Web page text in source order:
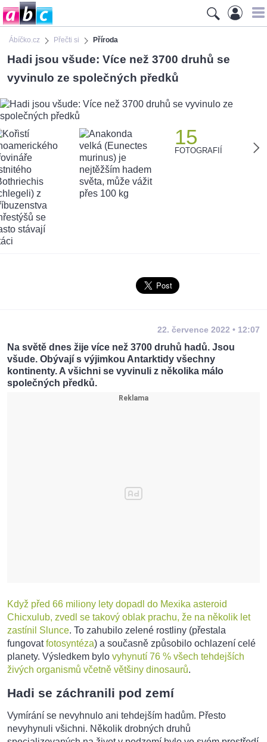
Ábíčko.cz Přečti si Příroda
Hadi jsou všude: Více než 3700 druhů se
vyvinulo ze společných předků
15
FOTOGRAFIÍ
22. července 2022 • 12:07
Na světě dnes žije více než 3700 druhů hadů. Jsou
všude. Obývají s výjimkou Antarktidy všechny
kontinenty. A všichni se vyvinuli z několika málo
společných předků.
Když před 66 miliony lety dopadl do Mexika asteroid
Chicxulub, zvedl se takový oblak prachu, že na několik let
zastínil Slunce. To zahubilo zelené rostliny (přestala
fungovatfotosyntéza) a současně způsobilo ochlazení celé
planety. Výsledkem bylo vyhynutí 76 % všech tehdejších
živých organismů včetně většiny dinosaurů.
Hadi se záchranili pod zemí
Vymírání se nevyhnulo ani tehdejším hadům. Přesto
nevyhynuli všichni. Několik drobných druhů